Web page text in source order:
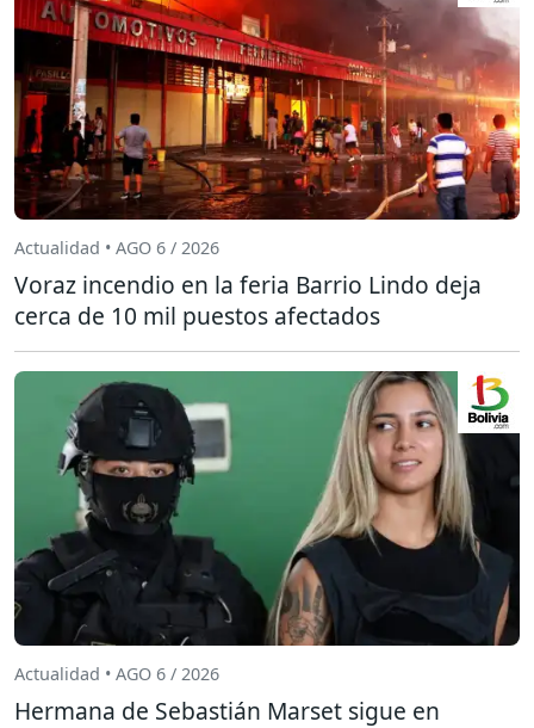
Actualidad • AGO 6 / 2026
Voraz incendio en la feria Barrio Lindo deja
cerca de 10 mil puestos afectados
Actualidad • AGO 6 / 2026
Hermana de Sebastián Marset sigue en